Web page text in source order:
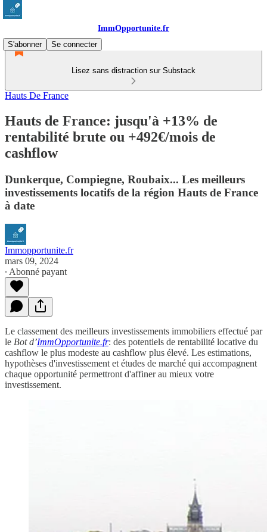
ImmOpportunite.fr
S'abonner
Se connecter
Lisez sans distraction sur Substack
Hauts De France
Hauts de France: jusqu'à +13% de
rentabilité brute ou +492€/mois de
cashflow
Dunkerque, Compiegne, Roubaix... Les meilleurs
investissements locatifs de la région Hauts de France
à date
Immopportunite.fr
mars 09, 2024
∙ Abonné payant
Le classement des meilleurs investissements immobiliers effectué par
le Bot d’ImmOpportunite.fr: des potentiels de rentabilité locative du
cashflow le plus modeste au cashflow plus élevé. Les estimations,
hypothèses d'investissement et études de marché qui accompagnent
chaque opportunité permettront d'affiner au mieux votre
investissement.